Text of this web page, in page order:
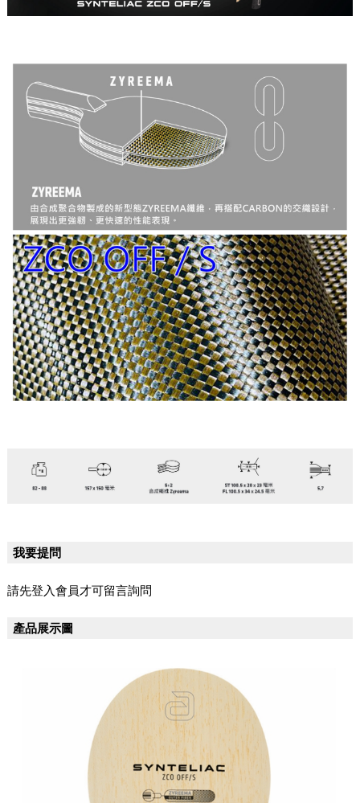
我要提問
請先登入會員才可留言詢問
產品展示圖